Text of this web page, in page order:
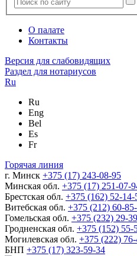
О палате
Контакты
Версия для слабовидящих
Раздел для нотариусов
Ru
Ru
Eng
Bel
Es
Fr
Горячая линия
г. Минск +375 (17) 243-08-95
Минская обл. +375 (17) 251-07-
Брестская обл. +375 (162) 52-14-
Витебская обл. +375 (212) 60-
Гомельская обл. +375 (232) 29-
Гродненская обл. +375 (152) 55-
Могилевская обл. +375 (222)
БНП +375 (17) 323-59-34